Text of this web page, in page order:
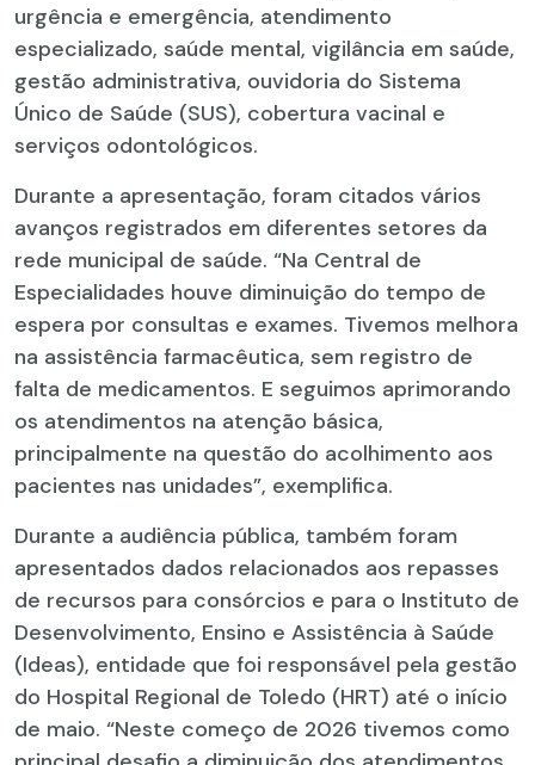
urgência e emergência, atendimento
especializado, saúde mental, vigilância em saúde,
gestão administrativa, ouvidoria do Sistema
Único de Saúde (SUS), cobertura vacinal e
serviços odontológicos.
Durante a apresentação, foram citados vários
avanços registrados em diferentes setores da
rede municipal de saúde. “Na Central de
Especialidades houve diminuição do tempo de
espera por consultas e exames. Tivemos melhora
na assistência farmacêutica, sem registro de
falta de medicamentos. E seguimos aprimorando
os atendimentos na atenção básica,
principalmente na questão do acolhimento aos
pacientes nas unidades”, exemplifica.
Durante a audiência pública, também foram
apresentados dados relacionados aos repasses
de recursos para consórcios e para o Instituto de
Desenvolvimento, Ensino e Assistência à Saúde
(Ideas), entidade que foi responsável pela gestão
do Hospital Regional de Toledo (HRT) até o início
de maio. “Neste começo de 2026 tivemos como